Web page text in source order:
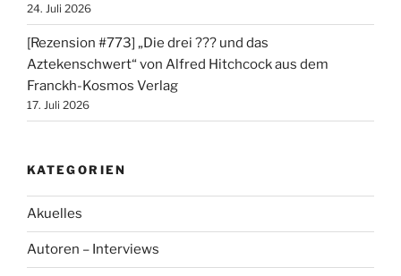
24. Juli 2026
[Rezension #773] „Die drei ??? und das
Aztekenschwert“ von Alfred Hitchcock aus dem
Franckh-Kosmos Verlag
17. Juli 2026
KATEGORIEN
Akuelles
Autoren – Interviews